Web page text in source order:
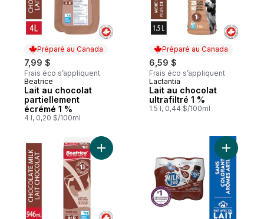
Préparé au Canada
7,99 $
Frais éco s’appliquent
Préparé au Canada
Beatrice
Lait au chocolat
partiellement
écrémé 1 %
4 l, 0,20 $/100ml
Préparé au Canada
6,59 $
Frais éco s’appliquent
Préparé au Canada
Lactantia
Lait au chocolat
ultrafiltré 1 %
1.5 l, 0,44 $/100ml
Ajouter Lait au chocolat partiellement
Ajouter